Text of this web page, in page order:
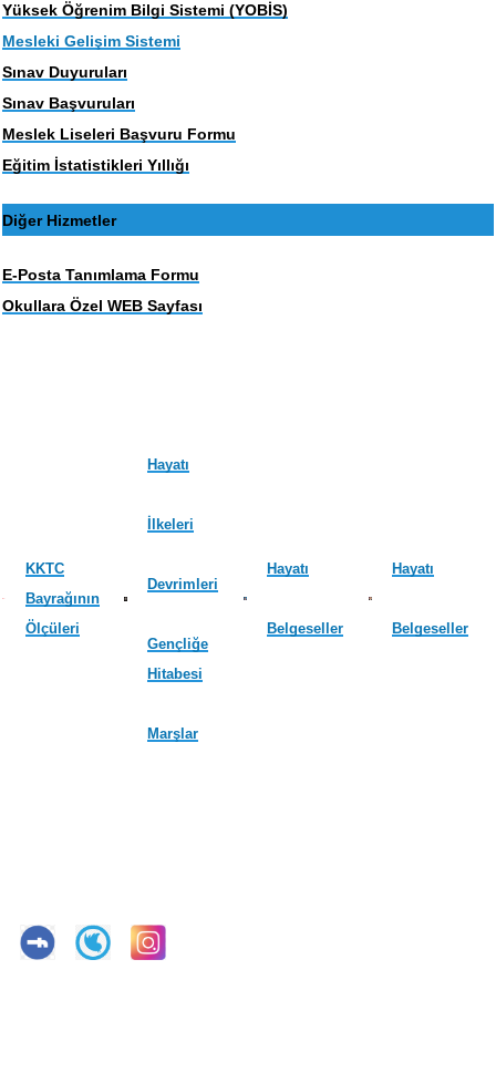
Yüksek Öğrenim Bilgi Sistemi (YOBİS)
Mesleki Gelişim Sistemi
Sınav Duyuruları
Sınav Başvuruları
Meslek Liseleri Başvuru Formu
Eğitim İstatistikleri Yıllığı
Diğer Hizmetler
E-Posta Tanımlama Formu
Okullara Özel WEB Sayfası
KKTC
Bayrağının
Ölçüleri
Hayatı
İlkeleri
Devrimleri
Gençliğe
Hitabesi
Marşlar
Hayatı
Belgeseller
Hayatı
Belgeseller